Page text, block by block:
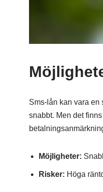
Sms-lån kan vara en
snabbt. Men det
Möjligheter:
Risker: Höga